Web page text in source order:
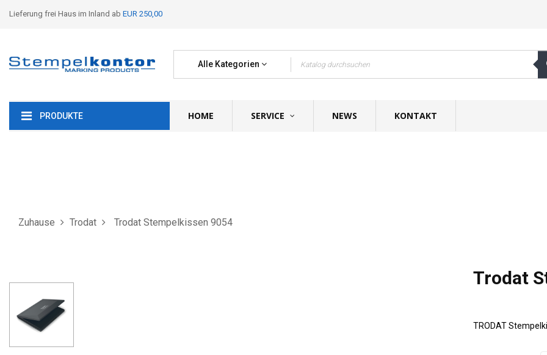
Lieferung frei Haus im Inland ab EUR 250,00
Alle Kategorien
PRODUKTE HOME SERVICE NEWS KONTAKT
Zuhause Trodat Trodat Stempelkissen 9054
Trodat
TRODAT